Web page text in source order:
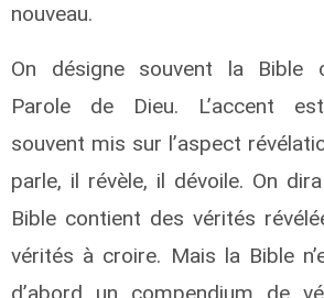
nouveau.
On désigne souvent la Bible
Parole de Dieu. L’accent
souvent mis sur l’aspect
parle, il révèle, il dévoile. On
Bible contient des vérités
vérités à croire. Mais la Bible